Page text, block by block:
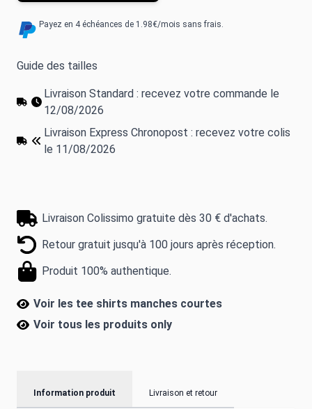
Payez en 4 échéances de 1.98€/mois sans frais.
Guide des tailles
Livraison Standard : recevez votre commande le
12/08/2026
Livraison Express Chronopost : recevez votre colis
le 11/08/2026
Livraison Colissimo gratuite dès 30 € d'achats.
Retour gratuit jusqu'à 100 jours après réception.
Produit 100% authentique.
Voir les tee shirts manches courtes
Voir tous les produits only
Information produit Livraison et retour